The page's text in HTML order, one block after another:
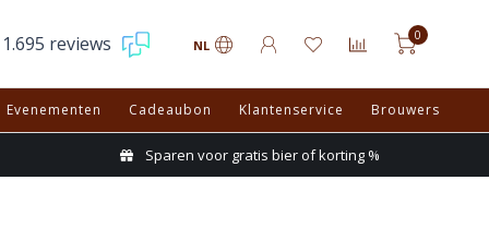
1.695 reviews NL
0
Evenementen Cadeaubon Klantenservice Brouwers
Sparen voor gratis bier of korting %